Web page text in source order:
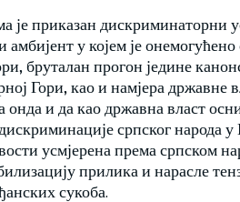
је приказан дискриминаторни
амбијент у којем је
бруталан прогон једине
Гори, као и намјера државне
и да као државна власт
српског народа
усмјерена према српском
прилика и нарасле
сукоба.